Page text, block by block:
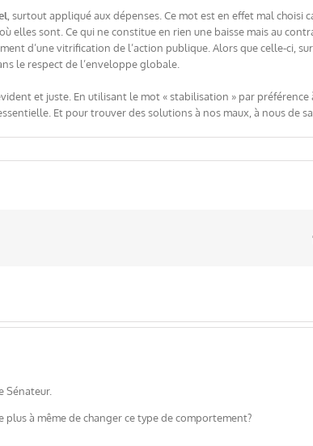
, surtout appliqué aux dépenses. Ce mot est en effet mal choisi
elles sont. Ce qui ne constitue en rien une baisse mais au
d’une vitrification de l’action publique. Alors que celle-ci,
le respect de l’enveloppe globale.
et juste. En utilisant le mot « stabilisation » par préférence
Et pour trouver des solutions à nos maux, à nous de
Sénateur.
à même de changer ce type de comportement?